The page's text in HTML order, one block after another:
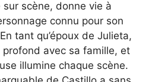
scène, donne vie à
connu pour son
tant qu’époux de Julieta,
profond avec sa famille, et
illumine chaque scène.